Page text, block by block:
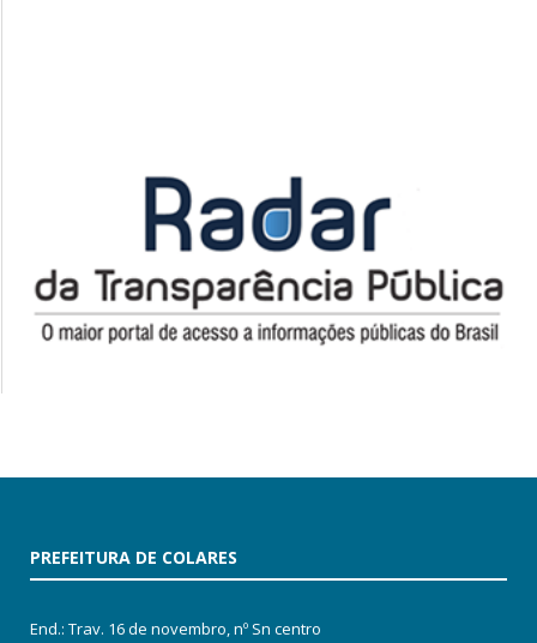
PREFEITURA DE COLARES
End.: Trav. 16 de novembro, nº Sn centro